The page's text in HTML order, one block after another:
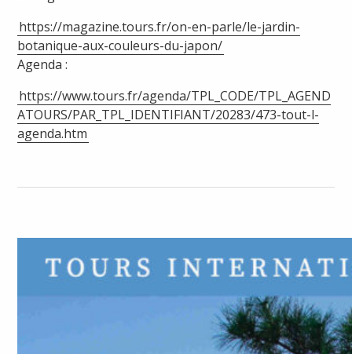
https://magazine.tours.fr/on-en-parle/le-jardin-
botanique-aux-couleurs-du-japon/
Agenda :
https://www.tours.fr/agenda/TPL_CODE/TPL_AGEND
ATOURS/PAR_TPL_IDENTIFIANT/20283/473-tout-l-
agenda.htm